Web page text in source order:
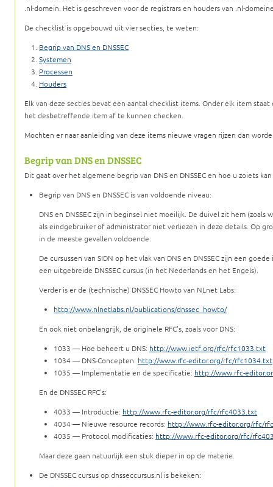
.nl-domein. Het is geschreven voor de registrars en houders van .nl-
De checklist is opgebouwd uit vier secties, te weten:
Begrip van DNS en DNSSEC
Systemen
Processen
Houders
Elk van deze secties bevat een aantal checklist items. Onder elk item
het desbetreffende item af te kunnen checken.
Mochten er naar aanleiding van deze items nieuwe vragen rijzen dan
Begrip van DNS en DNSSEC
Dit gaat over het algemene begrip van DNS en DNSSEC en hoe u zoiets
Begrip van DNS en DNSSEC is van voldoende niveau:
DNS en DNSSEC zijn in beginsel niet moeilijk. De duivel zit hem
als eindgebruiker of administrator niet verliezen in deze details. Op
in de meeste gevallen voldoende.
De cursussen van SIDN op het vlak van DNS en DNSSEC zijn een
een uitgebreide DNSSEC cursus (in het Nederlands en het Engels).
Verder is er de (technische) DNSSEC Howto van NLnet Labs:
http://www.nlnetlabs.nl/publications/dnssec_howto/
En ook niet onbelangrijk, de originele RFC's, zoals voor DNS:
1033 — Hoe beheert u DNS: http://www.ietf.org/rfc/rfc1033.txt
1034 — DNS-Concepten: http://www.rfc-editor.org/rfc/rfc1034.txt
1035 — Implementatie en de specificatie: http://www.rfc-
En de DNSSEC RFC's:
4033 — Introductie: http://www.rfc-editor.org/rfc/rfc4033.txt
4034 — Nieuwe resource records: http://www.rfc-editor.org/rfc/
4035 — Protocol modificaties: http://www.rfc-editor.org/rfc/
Maar deze gaan natuurlijk een stuk dieper in op de materie.
De DNSSEC cursus op dnsseccursus.nl is bekeken: